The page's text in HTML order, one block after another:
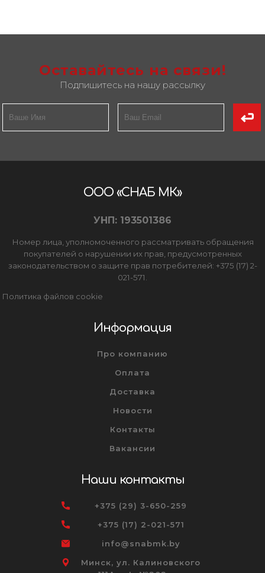
Оставайтесь на связи!
Подпишитесь на нашу рассылку
ООО «СНАБ МК»
УНП: 193501386
Номер лица, уполномоченного рассматривать обращения
покупателей о нарушении их прав, предусмотренных
законодательством о защите прав потребителей: +375 (17) 2-
021-571.
Политика файлов cookie
Информация
Про компанию
Оплата
Доставка
Новости
Контакты
Вакансии
Наши контакты
+375 (29) 3-650-259
+375 (17) 2-021-571
info@snabmk.by
Минск, ул. Калиновского